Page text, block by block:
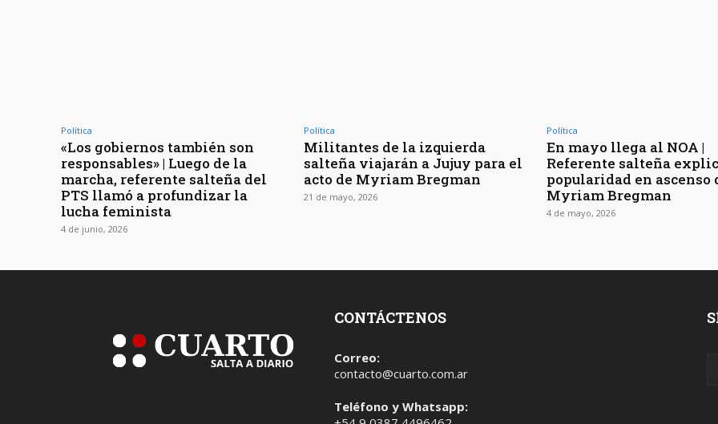
r
i
b
Política
«Los gobiernos también son
responsables» | Luego de la
marcha, referente salteña del
PTS llamó a profundizar la
lucha feminista
4 de junio, 2026
Política
Militantes de la izquierda
salteña viajarán a Jujuy para el
acto de Myriam Bregman
21 de mayo, 2026
Política
En mayo llega al NOA |
Referente salteña
popularidad en ascenso
Myriam Bregman
4 de mayo, 2026
CONTÁCTENOS
Correo:
contacto@cuarto.com.ar
Teléfono y Whatsapp: